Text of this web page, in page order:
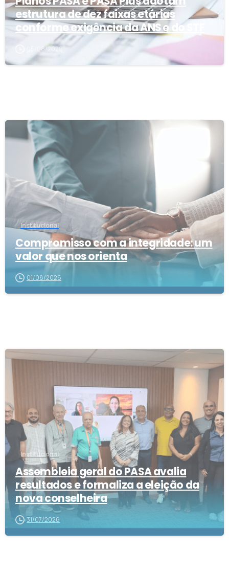
estrutura de dez faixas etárias
conforme exigência da ANS e do STF
05/08/2026
Institucional
Compromisso com a integridade: um
valor que nos orienta
01/08/2026
1
Institucional
Assembleia geral do PASA avalia
resultados e formaliza a eleição da
nova conselheira
31/07/2026